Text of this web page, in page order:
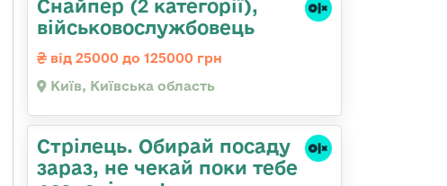
Снайпер (2 категорії),
військовослужбовець
від 25000 до 125000 грн
Київ, Київська область
Стрілець. Обирай посаду
зараз, не чекай поки тебе